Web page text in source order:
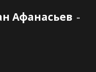
Афанасьев -